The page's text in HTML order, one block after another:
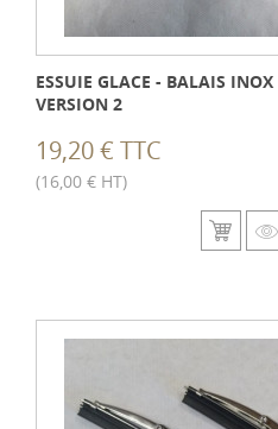
ESSUIE GLACE - BALAIS
VERSION 2
19,20 € TTC
(16,00 € HT)